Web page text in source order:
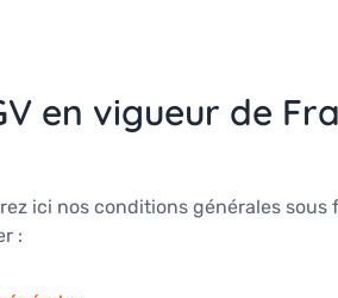
en vigueur de
ici nos conditions générales sous
: